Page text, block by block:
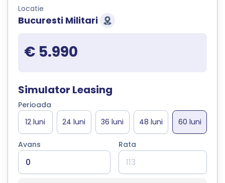
Locatie
Bucuresti Militari
€ 5.990
Simulator Leasing
Perioada
Avans Rata